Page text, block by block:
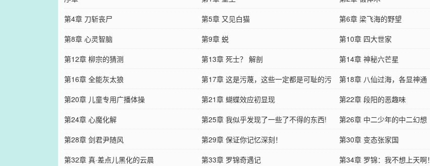
第4章 刀斩丧尸
第5章 又见白猫 第6章 梁飞海的野望
第8章 心灵智脑
第9章 蜕 第10章 四大世家
第12章 柳宗的猜测
第13章 死士？ 解剖 第14章 神秘六芒星
第16章 全能灰太狼
第17章 这是污蔑，这些一定都是可耻的污
蔑！
第18章 八仙过海，各显神通
第20章 儿童专用广播体操
第21章 蝴蝶效应初显现 第22章 段阳的恶趣味
第24章 心魔化解
第25章 我似乎发现了一些了不得的东西! 第26章 中二少年的中二幻想
第28章 剑君尹随风
第29章 保证你记忆深刻！ 第30章 变态张家国
第32章 真·差点儿黑化的云晨
第33章 罗锦奇遇记 第34章 罗锦：我不想上天啊！